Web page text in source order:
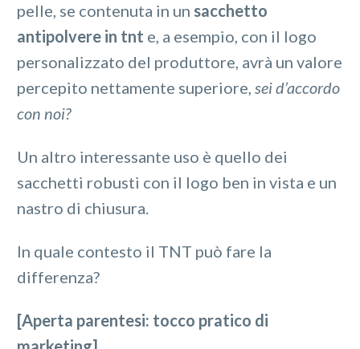
pelle, se contenuta in un sacchetto
antipolvere in tnt e, a esempio, con il logo
personalizzato del produttore, avrà un valore
percepito nettamente superiore, sei d’accordo
con noi?
Un altro interessante uso è quello dei
sacchetti robusti con il logo ben in vista e un
nastro di chiusura.
In quale contesto il TNT può fare la
differenza?
[Aperta parentesi: tocco pratico di